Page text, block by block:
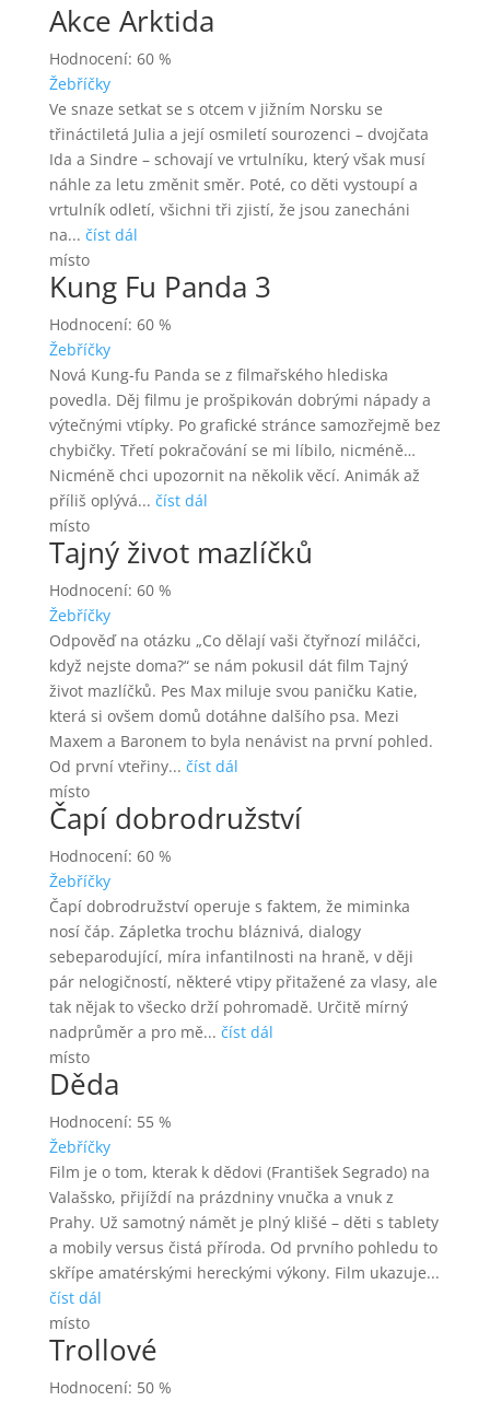
Akce Arktida
Hodnocení: 60 %
Žebříčky
Ve snaze setkat se s otcem v jižním Norsku se
třináctiletá Julia a její osmiletí sourozenci – dvojčata
Ida a Sindre – schovají ve vrtulníku, který však musí
náhle za letu změnit směr. Poté, co děti vystoupí a
vrtulník odletí, všichni tři zjistí, že jsou zanecháni
na... číst dál
místo
Kung Fu Panda 3
Hodnocení: 60 %
Žebříčky
Nová Kung-fu Panda se z filmařského hlediska
povedla. Děj filmu je prošpikován dobrými nápady a
výtečnými vtípky. Po grafické stránce samozřejmě bez
chybičky. Třetí pokračování se mi líbilo, nicméně…
Nicméně chci upozornit na několik věcí. Animák až
příliš oplývá... číst dál
místo
Tajný život mazlíčků
Hodnocení: 60 %
Žebříčky
Odpověď na otázku „Co dělají vaši čtyřnozí miláčci,
když nejste doma?“ se nám pokusil dát film Tajný
život mazlíčků. Pes Max miluje svou paničku Katie,
která si ovšem domů dotáhne dalšího psa. Mezi
Maxem a Baronem to byla nenávist na první pohled.
Od první vteřiny... číst dál
místo
Čapí dobrodružství
Hodnocení: 60 %
Žebříčky
Čapí dobrodružství operuje s faktem, že miminka
nosí čáp. Zápletka trochu bláznivá, dialogy
sebeparodující, míra infantilnosti na hraně, v ději
pár nelogičností, některé vtipy přitažené za vlasy, ale
tak nějak to všecko drží pohromadě. Určitě mírný
nadprůměr a pro mě... číst dál
místo
Děda
Hodnocení: 55 %
Žebříčky
Film je o tom, kterak k dědovi (František Segrado) na
Valašsko, přijíždí na prázdniny vnučka a vnuk z
Prahy. Už samotný námět je plný klišé – děti s tablety
a mobily versus čistá příroda. Od prvního pohledu to
skřípe amatérskými hereckými výkony. Film ukazuje...
číst dál
místo
Trollové
Hodnocení: 50 %